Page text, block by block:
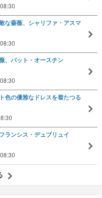
な薔薇、シャリファ・アスマ
、パット・オースチン
色の優雅なドレスを着たつる
ランシス・デュブリュイ